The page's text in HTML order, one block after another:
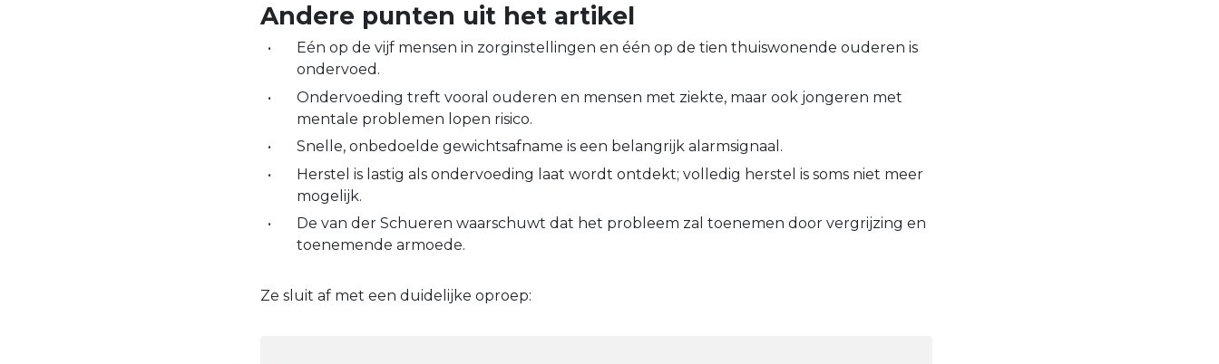
Andere punten uit het artikel
Eén op de vijf mensen in zorginstellingen en één op de tien thuiswonende ouderen is
ondervoed.
Ondervoeding treft vooral ouderen en mensen met ziekte, maar ook jongeren met
mentale problemen lopen risico.
Snelle, onbedoelde gewichtsafname is een belangrijk alarmsignaal.
Herstel is lastig als ondervoeding laat wordt ontdekt; volledig herstel is soms niet meer
mogelijk.
De van der Schueren waarschuwt dat het probleem zal toenemen door vergrijzing en
toenemende armoede.
Ze sluit af met een duidelijke oproep: